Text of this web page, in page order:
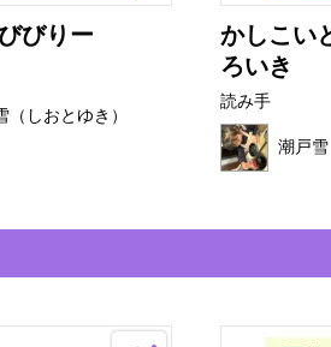
びりー
（しおとゆき）
かしこ
ろいき
読み手
潮戸雪